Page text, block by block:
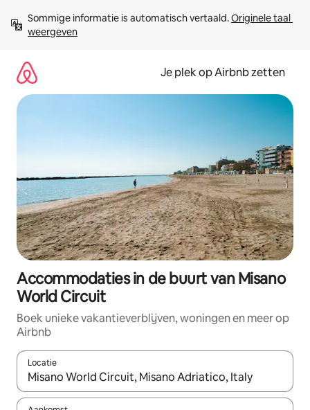
direct
naar
Sommige informatie is automatisch vertaald. Originele taal
weergeven
Je plek op Airbnb zetten
Accommodaties in de buurt van Misano
World Circuit
Boek unieke vakantieverblijven, woningen en meer op
Airbnb
Locatie
Wanneer er resultaten beschikbaar zijn, maak je een keuze